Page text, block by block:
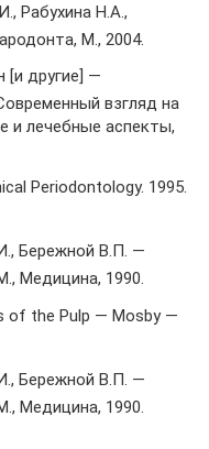
Рабухина Н.А.,
М., 2004.
[и другие] —
взгляд на
и лечебные аспекты,
Periodontology. 1995.
Бережной В.П. —
Медицина, 1990.
of the Pulp — Mosby —
Бережной В.П. —
Медицина, 1990.